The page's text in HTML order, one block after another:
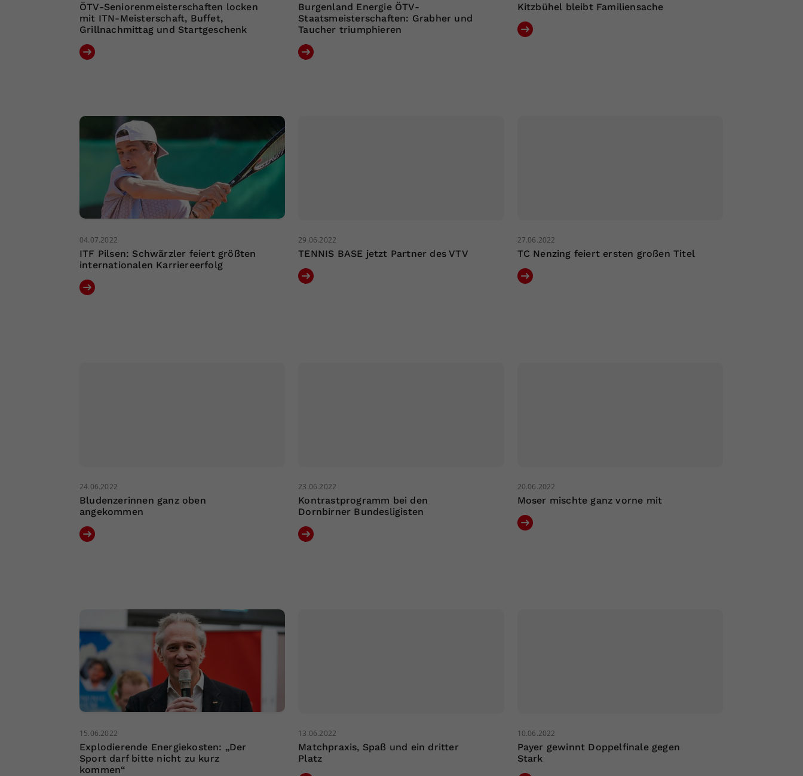
ÖTV-Seniorenmeisterschaften locken
mit ITN-Meisterschaft, Buffet,
Grillnachmittag und Startgeschenk
Burgenland Energie ÖTV-
Staatsmeisterschaften: Grabher und
Taucher triumphieren
Kitzbühel bleibt Familiensache
04.07.2022
ITF Pilsen: Schwärzler feiert größten
internationalen Karriereerfolg
29.06.2022
TENNIS BASE jetzt Partner des VTV
27.06.2022
TC Nenzing feiert ersten großen Titel
24.06.2022
Bludenzerinnen ganz oben
angekommen
23.06.2022
Kontrastprogramm bei den
Dornbirner Bundesligisten
20.06.2022
Moser mischte ganz vorne mit
15.06.2022
Explodierende Energiekosten: „Der
Sport darf bitte nicht zu kurz
kommen“
13.06.2022
Matchpraxis, Spaß und ein dritter
Platz
10.06.2022
Payer gewinnt Doppelfinale gegen
Stark